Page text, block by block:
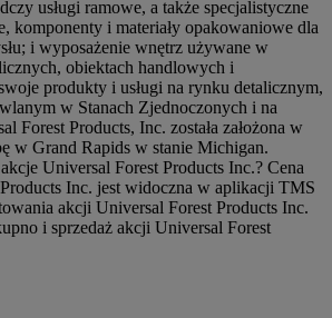
usługi ramowe, a także specjalistyczne
komponenty i materiały opakowaniowe dla
i wyposażenie wnętrz używane w
obiektach handlowych i
produkty i usługi na rynku detalicznym,
w Stanach Zjednoczonych i na
Forest Products, Inc. została założona w
w Grand Rapids w stanie Michigan.
Universal Forest Products Inc.? Cena
Inc. jest widoczna w aplikacji TMS
akcji Universal Forest Products Inc.
i sprzedaż akcji Universal Forest